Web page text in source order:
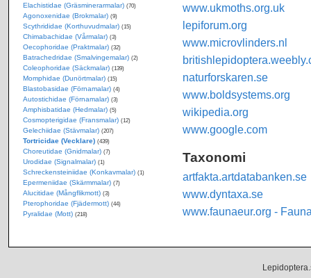
www.ukmoths.org.uk
lepiforum.org
www.microvlinders.nl
naturforskaren.se
www.boldsystems.org
wikipedia.org
www.google.com
Taxonomi
artfakta.artdatabanken.se
www.dyntaxa.se
www.faunaeur.org -
Elachistidae (Gräsminerarmalar) (70)
Agonoxenidae (Brokmalar) (9)
Scythrididae (Korthuvudmalar) (15)
Chimabachidae (Vårmalar) (3)
Oecophoridae (Praktmalar) (32)
Batrachedridae (Smalvingemalar) (2)
Coleophoridae (Säckmalar) (139)
Momphidae (Dunörtmalar) (15)
Blastobasidae (Förnamalar) (4)
Autostichidae (Förnamalar) (3)
Amphisbatidae (Hedmalar) (5)
Cosmopterigidae (Fransmalar) (12)
Gelechiidae (Stävmalar) (207)
Tortricidae (Vecklare) (439)
Choreutidae (Gnidmalar) (7)
Urodidae (Signalmalar) (1)
Schreckensteiniidae (Konkavmalar) (1)
Epermeniidae (Skärmmalar) (7)
Alucitidae (Mångflikmott) (3)
Pterophoridae (Fjädermott) (44)
Pyralidae (Mott) (218)